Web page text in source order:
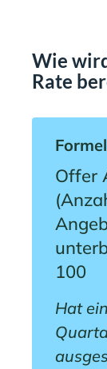
Wie
Rate
Offer
100
Hat